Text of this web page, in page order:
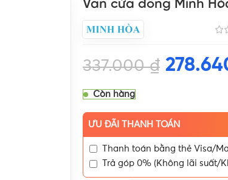
Van cửa đồng Minh
337.000₫
Còn hàng
ƯU ĐÃI THANH TOÁN
Thanh toán bằng thẻ Visa/
Trả góp 0% (Không lãi suất/